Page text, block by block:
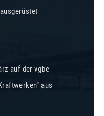
auf der vgbe
aus